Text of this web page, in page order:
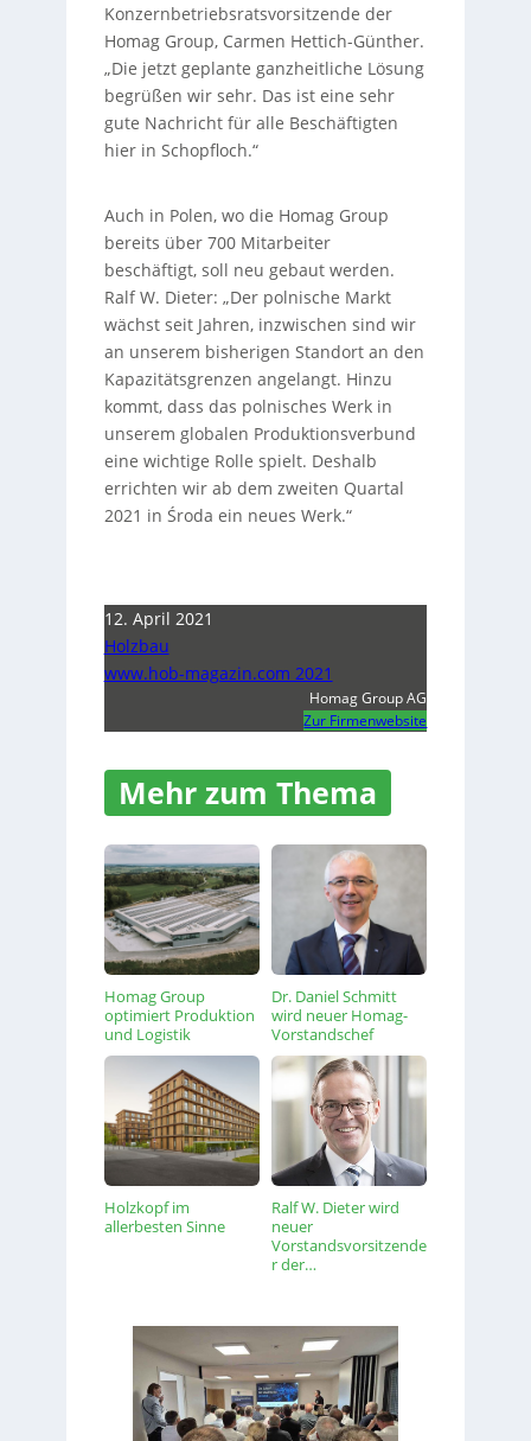
Konzernbetriebsratsvorsitzende der
Homag Group, Carmen Hettich-Günther.
„Die jetzt geplante ganzheitliche Lösung
begrüßen wir sehr. Das ist eine sehr
gute Nachricht für alle Beschäftigten
hier in Schopfloch.“
Auch in Polen, wo die Homag Group
bereits über 700 Mitarbeiter
beschäftigt, soll neu gebaut werden.
Ralf W. Dieter: „Der polnische Markt
wächst seit Jahren, inzwischen sind wir
an unserem bisherigen Standort an den
Kapazitätsgrenzen angelangt. Hinzu
kommt, dass das polnisches Werk in
unserem globalen Produktionsverbund
eine wichtige Rolle spielt. Deshalb
errichten wir ab dem zweiten Quartal
2021 in Środa ein neues Werk.“
12. April 2021
Holzbau
www.hob-magazin.com 2021
Homag Group AG
Zur Firmenwebsite
Mehr zum Thema
Homag Group
optimiert Produktion
und Logistik
Dr. Daniel Schmitt
wird neuer Homag-
Vorstandschef
Holzkopf im
allerbesten Sinne
Ralf W. Dieter wird
neuer
Vorstandsvorsitzende
r der…